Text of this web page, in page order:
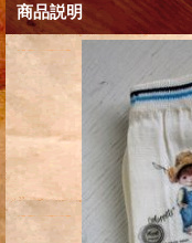
商品説明